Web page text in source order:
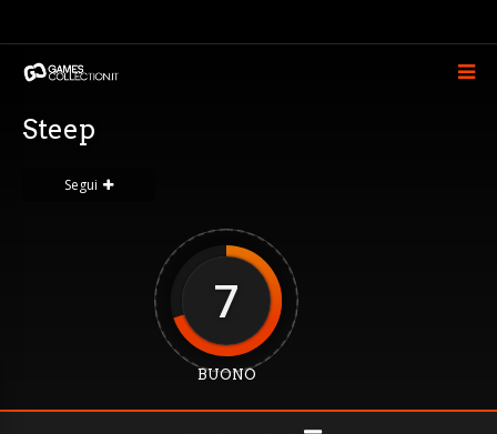
Steep
Segui
7
BUONO